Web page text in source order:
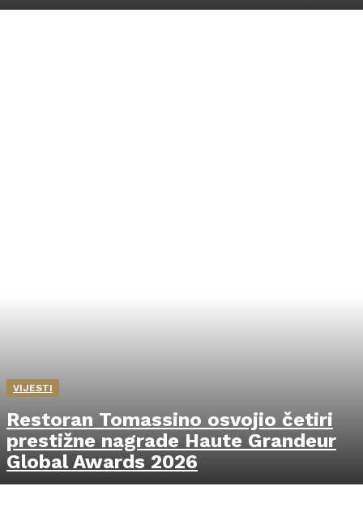
VIJESTI
Restoran Tomassino osvojio četiri
prestižne nagrade Haute Grandeur
Global Awards 2026